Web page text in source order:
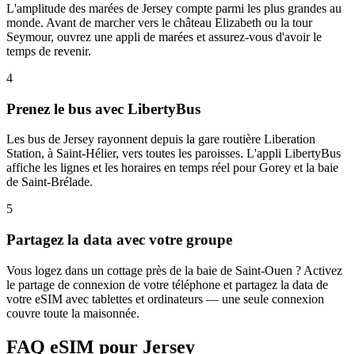
L'amplitude des marées de Jersey compte parmi les plus grandes au
monde. Avant de marcher vers le château Elizabeth ou la tour
Seymour, ouvrez une appli de marées et assurez-vous d'avoir le
temps de revenir.
4
Prenez le bus avec LibertyBus
Les bus de Jersey rayonnent depuis la gare routière Liberation
Station, à Saint-Hélier, vers toutes les paroisses. L'appli LibertyBus
affiche les lignes et les horaires en temps réel pour Gorey et la baie
de Saint-Brélade.
5
Partagez la data avec votre groupe
Vous logez dans un cottage près de la baie de Saint-Ouen ? Activez
le partage de connexion de votre téléphone et partagez la data de
votre eSIM avec tablettes et ordinateurs — une seule connexion
couvre toute la maisonnée.
FAQ eSIM pour Jersey